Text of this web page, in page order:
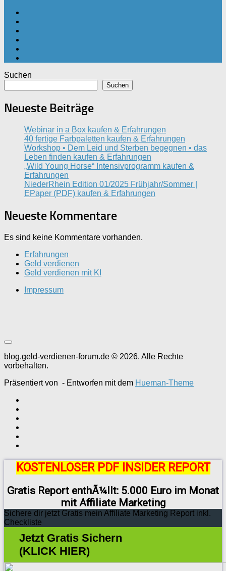
Suchen
Suchen
Neueste Beiträge
Webinar in a Box kaufen & Erfahrungen
40 fertige Farbpaletten kaufen & Erfahrungen
Workshop • Dem Leid und Sterben begegnen • das
Leben finden kaufen & Erfahrungen
„Wild Young Horse“ Intensivprogramm kaufen &
Erfahrungen
NiederRhein Edition 01/2025 Frühjahr/Sommer |
EPaper (PDF) kaufen & Erfahrungen
Neueste Kommentare
Es sind keine Kommentare vorhanden.
Erfahrungen
Geld verdienen
Geld verdienen mit KI
Impressum
blog.geld-verdienen-forum.de © 2026. Alle Rechte
vorbehalten.
Präsentiert von - Entworfen mit dem Hueman-Theme
KOSTENLOSER PDF INSIDER REPORT
Gratis Report enthÃ¼llt: 5.000 Euro im Monat
mit Affiliate Marketing
Sichere dir jetzt Gratis mein Affiliate Marketing Report inkl.
Checkliste
Jetzt Gratis Sichern
(KLICK HIER)